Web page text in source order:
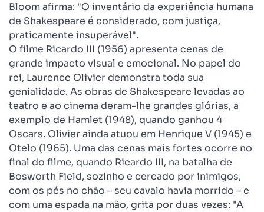
Bloom afirma: "O inventário da experiência humana
de Shakespeare é considerado, com justiça,
praticamente insuperável".
O filme Ricardo III (1956) apresenta cenas de
grande impacto visual e emocional. No papel do
rei, Laurence Olivier demonstra toda sua
genialidade. As obras de Shakespeare levadas ao
teatro e ao cinema deram-lhe grandes glórias, a
exemplo de Hamlet (1948), quando ganhou 4
Oscars. Olivier ainda atuou em Henrique V (1945) e
Otelo (1965). Uma das cenas mais fortes ocorre no
final do filme, quando Ricardo III, na batalha de
Bosworth Field, sozinho e cercado por inimigos,
com os pés no chão – seu cavalo havia morrido – e
com uma espada na mão, grita por duas vezes: "A